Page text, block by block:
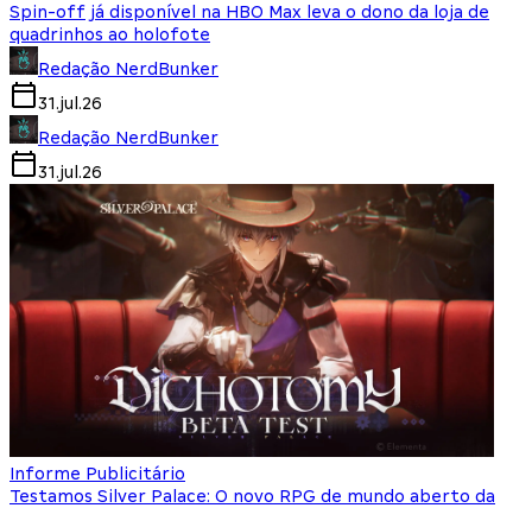
Spin-off já disponível na HBO Max leva o dono da loja de
quadrinhos ao holofote
Redação NerdBunker
31.jul.26
Redação NerdBunker
31.jul.26
Informe Publicitário
Testamos Silver Palace: O novo RPG de mundo aberto da